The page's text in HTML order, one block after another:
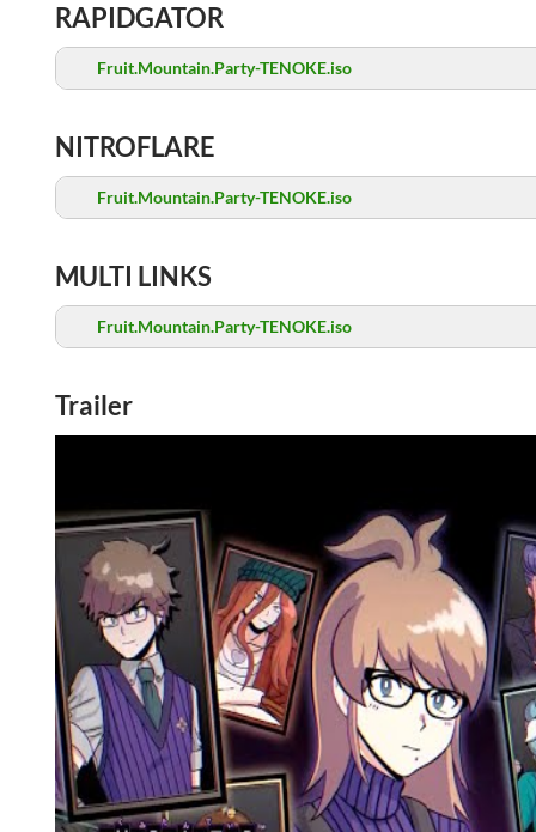
RAPIDGATOR
Fruit.Mountain.Party-TENOKE.iso
NITROFLARE
Fruit.Mountain.Party-TENOKE.iso
MULTI LINKS
Fruit.Mountain.Party-TENOKE.iso
Trailer